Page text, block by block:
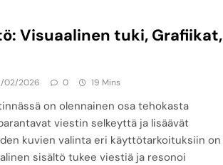
Visuaalinen tuki, Grafiikat,
02/2026 0 19 Mins
on olennainen osa tehokasta
viestin selkeyttä ja lisäävät
kuvien valinta eri käyttötarkoituksiin on
sisältö tukee viestiä ja resonoi